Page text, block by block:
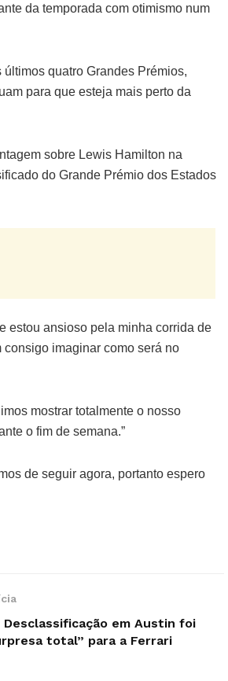
da temporada com otimismo num
quatro Grandes Prémios,
para que esteja mais perto da
sobre Lewis Hamilton na
do Grande Prémio dos Estados
estou ansioso pela minha corrida de
consigo imaginar como será no
mostrar totalmente o nosso
o fim de semana.”
de seguir agora, portanto espero
Desclassificação em Austin foi
total” para a Ferrari